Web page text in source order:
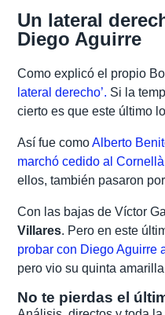
Un lateral
Diego Aguirre
Como explicó el propio
lateral derecho’. Si la
cierto es que este último
Así fue comoAlberto
marchó cedido al Cornellà
ellos, también pasaron
Con las bajas de Víctor
Villares. Pero en este
probar con Diego Aguirre
pero vio su quinta
No te pierdas el